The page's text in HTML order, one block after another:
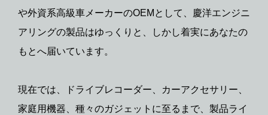
や外資系高級車メーカーのOEMとして、慶洋エンジニ
アリングの製品はゆっくりと、しかし着実にあなたの
もとへ届いています。
現在では、ドライブレコーダー、カーアクセサリー、
家庭用機器、種々のガジェットに至るまで、製品ライ